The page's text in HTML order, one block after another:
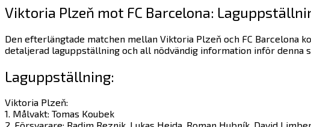
Viktoria Plzeň mot FC Barcelona:
Den efterlängtade matchen mellan Viktoria Plzeň och FC Barcelona
detaljerad laguppställning och all nödvändig information inför denna
Laguppställning:
Viktoria Plzeň:
1. Målvakt: Tomas Koubek